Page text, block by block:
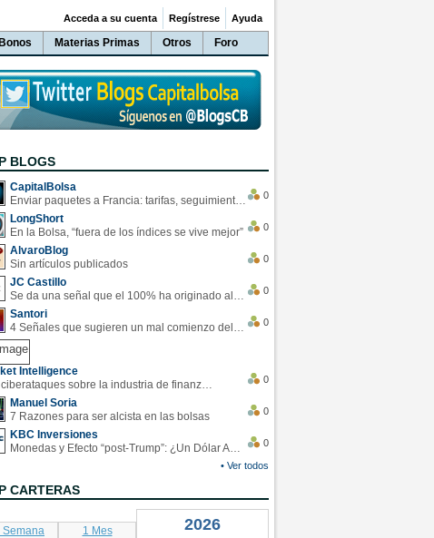
Bonos Materias Primas Otros Foro
Acceda a su cuenta Regístrese Ayuda
BLOGS
CapitalBolsa
Enviar paquetes a Francia: tarifas, seguimiento y ventajas destacadas
0
LongShort
En la Bolsa, “fuera de los índices se vive mejor”
0
AlvaroBlog
Sin artículos publicados
0
JC Castillo
Se da una señal que el 100% ha originado alzas en las bolsas
0
Santori
4 Señales que sugieren un mal comienzo del 3T de la economía EEUU
0
Intelligence
Los ciberataques sobre la industria de finanzas se han duplicado este año
0
Manuel Soria
7 Razones para ser alcista en las bolsas
0
KBC Inversiones
Monedas y Efecto “post-Trump”: ¿Un Dólar Americano operando en rangos?
0
• Ver todos
CARTERAS
Semana 1 Mes 2026